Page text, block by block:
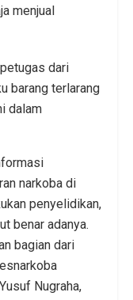
menjual
dari
barang terlarang
dalam
narkoba di
penyelidikan,
benar adanya.
bagian dari
Nugraha,